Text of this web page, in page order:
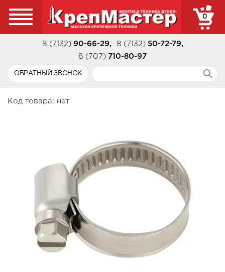
0
8 (7132) 90-66-29, 8 (7132) 50-72-79,
8 (707) 710-80-97
ОБРАТНЫЙ ЗВОНОК
Код товара: нет